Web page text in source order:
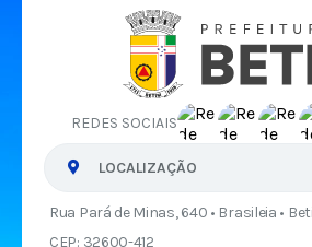
REDES SOCIAIS
LOCALIZAÇÃO
Rua Pará de Minas, 640 • Brasileia •
CEP: 32600-412